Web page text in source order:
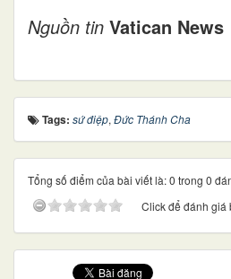
Nguồn tin Vatican News
Tags: sứ điệp, Đức Thánh Cha
Tổng số điểm của bài viết là: 0 trong 0
Click để đánh giá